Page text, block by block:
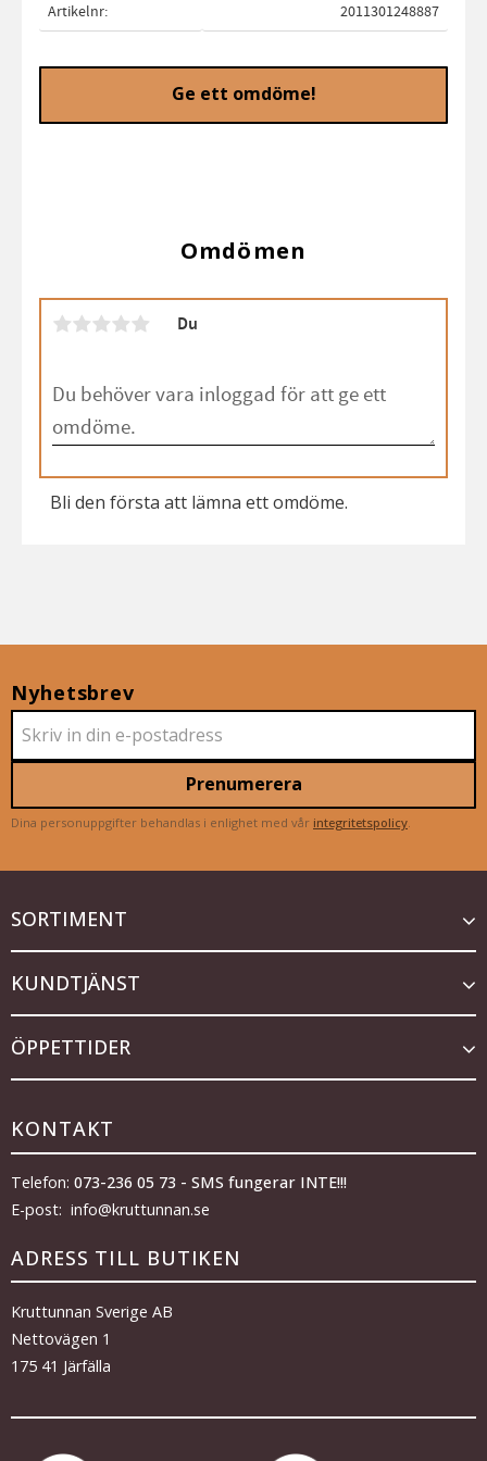
Artikelnr 2011301248887
Ge ett omdöme!
Omdömen
Du
Bli den första att lämna ett omdöme.
Nyhetsbrev
Prenumerera
Dina personuppgifter behandlas i enlighet med vår integritetspolicy
SORTIMENT
KUNDTJÄNST
ÖPPETTIDER
KONTAKT
Telefon: 073-236 05 73 - SMS fungerar INTE!!!
E-post: info@kruttunnan.se
ADRESS TILL BUTIKEN
Kruttunnan Sverige AB
Nettovägen 1
175 41 Järfälla